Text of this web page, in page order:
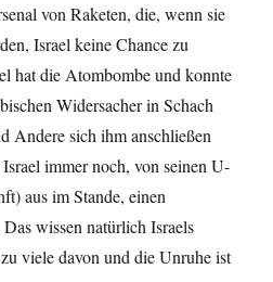
von Raketen, die, wenn sie
Israel keine Chance zu
hat die Atombombe und konnte
Widersacher in Schach
Andere sich ihm anschließen
immer noch, von seinen U-
aus im Stande, einen
wissen natürlich Israels
viele davon und die Unruhe ist